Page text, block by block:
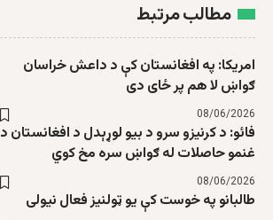
مطالب مرتبط
امریکا: په افغانستان کې د داعش خراسان
ګواښ لا هم پر ځای دی
08/06/2026
فائو: د کرنیزو سرو د بیو لوړېدل د افغانستان د
غنمو حاصلات له ګواښ سره مخ کوي
08/06/2026
طالبانو په خوست کې یو ټولنیز فعال نیولی